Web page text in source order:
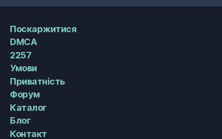
Поскаржитися
DMCA
2257
Умови
Приватність
Форум
Каталог
Блог
Контакт